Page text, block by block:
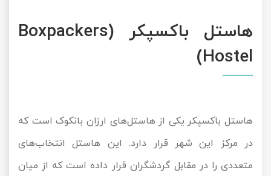
هاستل باکسپکر (Boxpackers
Hostel)
هاستل باکسپکر یکی از هاستل‌های ارزان بانکوک است که
در مرکز این شهر قرار دارد. این هاستل انتخاب‌های
متعددی را در مقابل گردشگران قرار داده است که از میان‌